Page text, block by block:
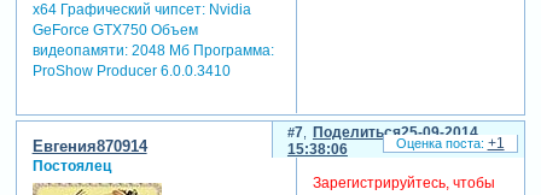
х64 Графический чипсет: Nvidia
GeForce GTX750 Объем
видеопамяти: 2048 Мб Программа:
ProShow Producer 6.0.0.3410
Поделиться
7
25-09-2014
15:38:06
Евгения870914
Постоялец
Зарегистрируйтесь, чтобы
+1